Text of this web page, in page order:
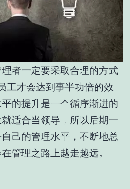
者一定要采取合理的方式
工才会达到事半功倍的效
的提升是一个循序渐进的
适合当领导，所以后期一
己的管理水平，不断地总
管理之路上越走越远。